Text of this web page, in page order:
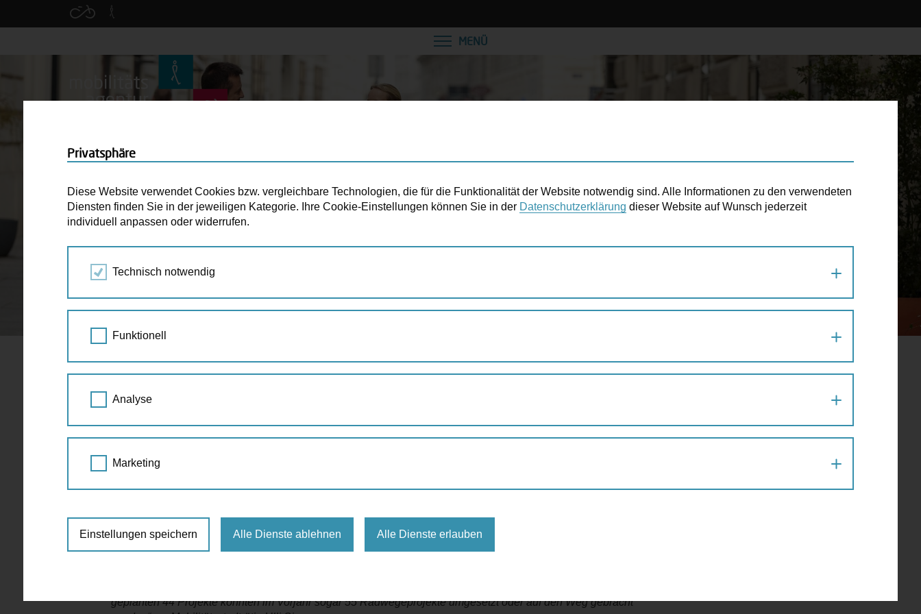
MENÜ
STARTSEITE PRESSE SIMA/PIPAL-LEIXNER: 2022 WAR REKORDJAHR FÜR RADWEGEAUSBAU
Sima/Pipal-Leixner: 2022 war Rekordjahr für
Radwegeausbau
Bilanz 2022: Über 50 Projekte, 17 km neu gebaute Radinfrastruktur im Hauptradwegenetz, zusätzlich 15
neue km im Bezirksnetz – 26 Mio. Euro für Radwegeausbau – Budget verfünffacht.
der Geschichte der Stadt gestartet. Die beeindruckende Bilanz: 17 km neu gebaute Radinfrastruktur allein im
Hauptradverkehrsnetz! Dazu kommen weitere 15 km neue Radinfrastruktur im Bezirksnetz.
geplanten 44 Projekte konnten im Vorjahr sogar 55 Radwegeprojekte umgesetzt oder auf den Weg gebracht
Privatsphäre
Diese Website verwendet Cookies bzw. vergleichbare Technologien, die für die Funktionalität der Website notwendig sind. Alle Informationen zu den verwendeten
Diensten finden Sie in der jeweiligen Kategorie. Ihre Cookie-Einstellungen können Sie in der Datenschutzerklärung dieser Website auf Wunsch jederzeit
individuell anpassen oder widerrufen.
Technisch notwendig
Funktionell
Analyse
Marketing
Einstellungen speichern Alle Dienste ablehnen Alle Dienste erlauben